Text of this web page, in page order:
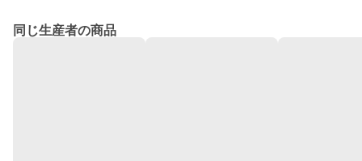
同じ生産者の商品